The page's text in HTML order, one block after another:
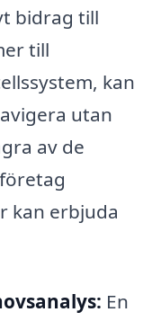
bidrag till
till
kan
utan
av de
kan erbjuda
En